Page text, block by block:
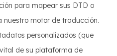
para mapear sus DTD o
nuestro motor de traducción.
personalizados (que
de su plataforma de